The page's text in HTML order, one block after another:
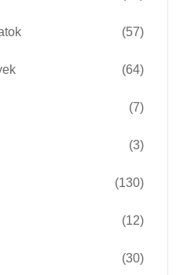
(57)
(64)
(7)
(3)
(130)
(12)
(30)